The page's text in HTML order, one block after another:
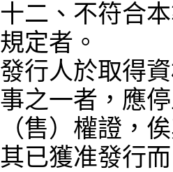
十二、不符合
規定者。
發行人於取得
事之一者，應
（售）權證，
其已獲准發行